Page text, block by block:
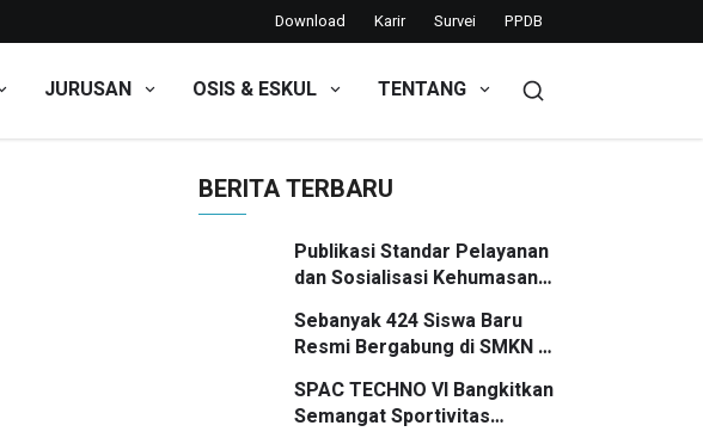
Download Karir Survei PPDB
JURUSAN OSIS & ESKUL TENTANG
BERITA TERBARU
Publikasi Standar Pelayanan
dan Sosialisasi Kehumasan
Sebanyak 424 Siswa Baru
Resmi Bergabung di SMKN 1
2026/2027
SPAC TECHNO VI Bangkitkan
Semangat Sportivitas